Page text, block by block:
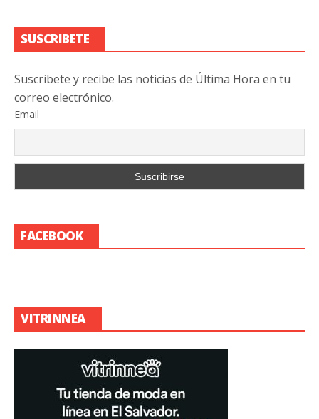
SUSCRIBETE
Suscribete y recibe las noticias de Última Hora en tu
correo electrónico.
Email
FACEBOOK
VITRINNEA